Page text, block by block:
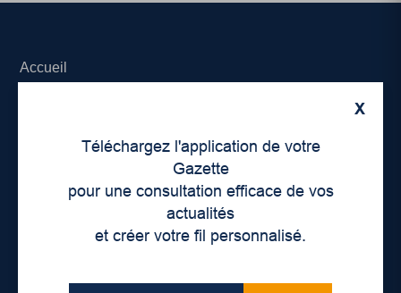
X
Téléchargez l'application de votre
Gazette
pour une consultation efficace de vos
actualités
et créer votre fil personnalisé.
Accueil
Déontologie et confidentialité
Devenir partenaire
Lieux de distribution
Nous joindre